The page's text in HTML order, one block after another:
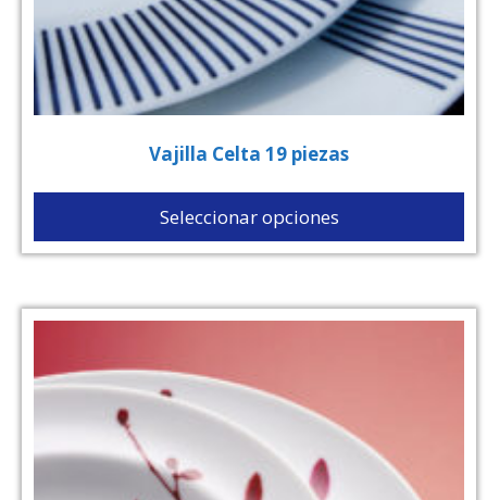
Vajilla Celta 19 piezas
Seleccionar opciones